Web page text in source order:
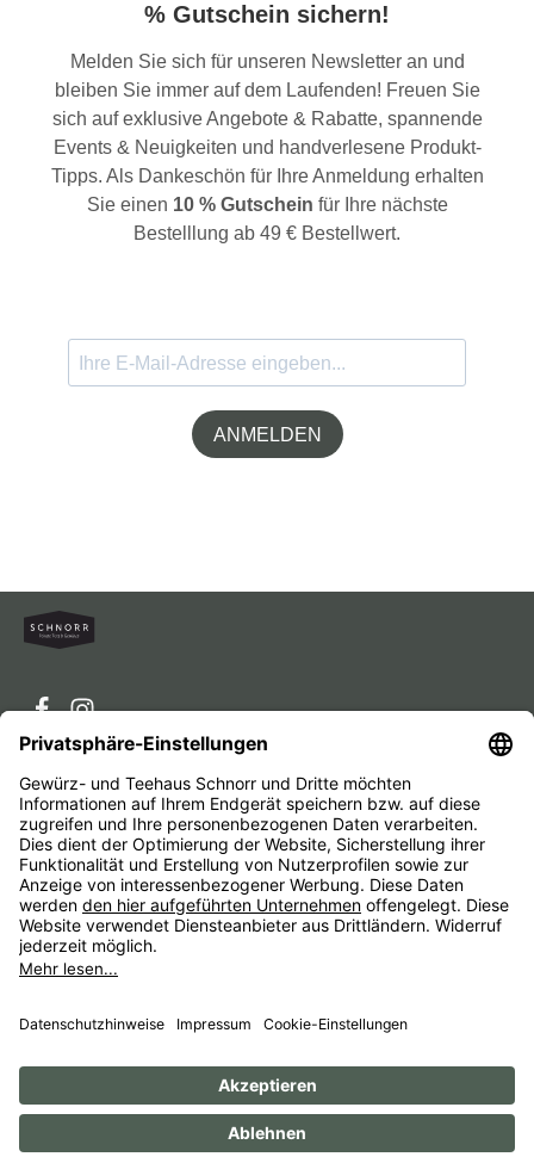
% Gutschein sichern!
Melden Sie sich für unseren Newsletter an und
bleiben Sie immer auf dem Laufenden! Freuen Sie
sich auf exklusive Angebote & Rabatte, spannende
Events & Neuigkeiten und handverlesene Produkt-
Tipps. Als Dankeschön für Ihre Anmeldung erhalten
Sie einen 10 % Gutschein für Ihre nächste
Bestelllung ab 49 € Bestellwert.
ANMELDEN
Service-Hotline
Service
Unternehmen
Alle Preise inkl. gesetzl. Mehrwertsteuer zzgl.
anders angegeben.
© 1956 - 2026 Gewürz- und Teehaus Schnorr - with
ImpressumAGBWiderrufsbelehrungenDatenschutz
Barrierefreiheit